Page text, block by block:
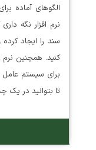
الگوهای آماده
نرم افزار نگه
سند را ایجاد
برای سیستم عامل
تا بتوانید در